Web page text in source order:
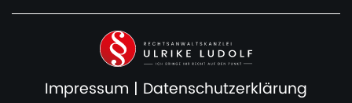
Impressum | Datenschutzerklärung